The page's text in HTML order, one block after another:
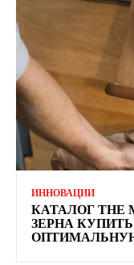
ИННОВАЦИИ
КАТАЛОГ THE
ЗЕРНА